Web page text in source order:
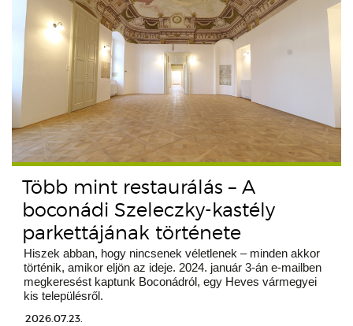
Több mint restaurálás – A
boconádi Szeleczky-kastély
parkettájának története
Hiszek abban, hogy nincsenek véletlenek – minden akkor
történik, amikor eljön az ideje. 2024. január 3-án e-mailben
megkeresést kaptunk Boconádról, egy Heves vármegyei
kis településről.
2026.07.23.